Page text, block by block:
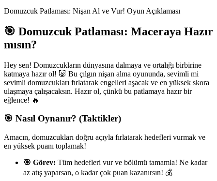
Domuzcuk Patlaması: Nişan Al ve Vur! Oyun Açıklaması
🎯 Domuzcuk Patlaması: Maceraya Hazır
mısın?
Hey sen! Domuzcukların dünyasına dalmaya ve ortalığı birbirine
katmaya hazır ol! 🐷 Bu çılgın nişan alma oyununda, sevimli mi
sevimli domuzcukları fırlatarak engelleri aşacak ve en yüksek skora
ulaşmaya çalışacaksın. Hazır ol, çünkü bu patlamaya hazır bir
eğlence! 🔥
🎯 Nasıl Oynanır? (Taktikler)
Amacın, domuzcukları doğru açıyla fırlatarak hedefleri vurmak ve
en yüksek puanı toplamak!
🎯 Görev: Tüm hedefleri vur ve bölümü tamamla! Ne kadar
az atış yaparsan, o kadar çok puan kazanırsın! 💰